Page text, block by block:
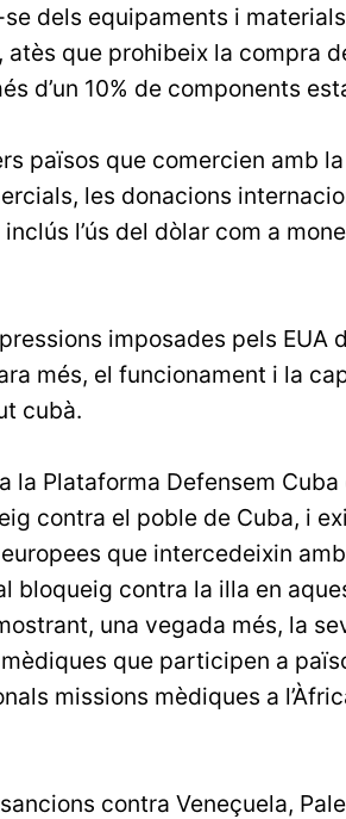
dels equipaments i
que prohibeix la compra
d’un 10% de components
països que comercien amb
les donacions
l’ús del dòlar com a
imposades pels EUA
més, el funcionament i la
cubà.
la Plataforma Defensem
contra el poble de Cuba, i
que intercedeixin
bloqueig contra la illa en
una vegada més, la
que participen a
missions mèdiques a
contra Veneçuela,